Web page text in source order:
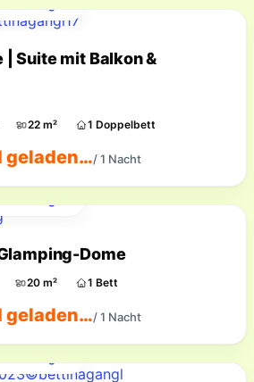
| Suite mit Balkon &
22 m² 1 Doppelbett
geladen…/ 1 Nacht
Dome
20 m² 1 Bett
geladen…/ 1 Nacht